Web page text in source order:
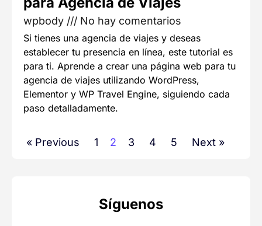
wpbody No hay comentarios
Si tienes una agencia de viajes y deseas
establecer tu presencia en línea, este tutorial es
para ti. Aprende a crear una página web para tu
agencia de viajes utilizando WordPress,
Elementor y WP Travel Engine, siguiendo cada
paso detalladamente.
« Previous 1 2 3 4 5 Next »
Síguenos